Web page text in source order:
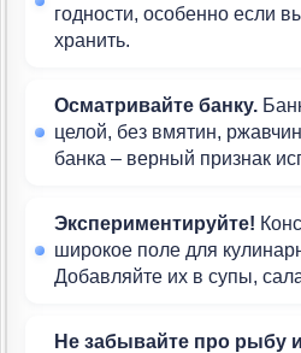
годности, особенно если
хранить.
Осматривайте банку.
целой, без вмятин,
банка – верный признак
Экспериментируйте!
широкое поле для
Добавляйте их в супы,
Не забывайте про рыбу